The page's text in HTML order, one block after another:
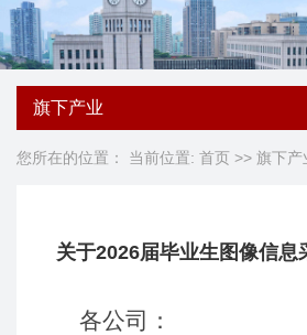
旗下产业
您所在的位置： 当前位置: 首页 >> 旗下产
关于2026届毕业生图像信息
各公司：